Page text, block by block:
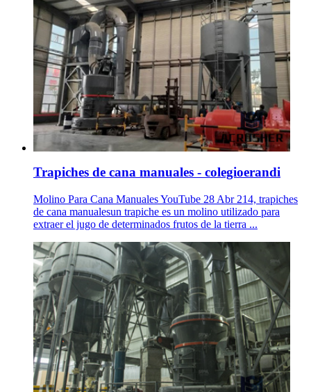
Trapiches de cana manuales - colegioerandi
Molino Para Cana Manuales YouTube 28 Abr 214, trapiches
de cana manualesun trapiche es un molino utilizado para
extraer el jugo de determinados frutos de la tierra ...